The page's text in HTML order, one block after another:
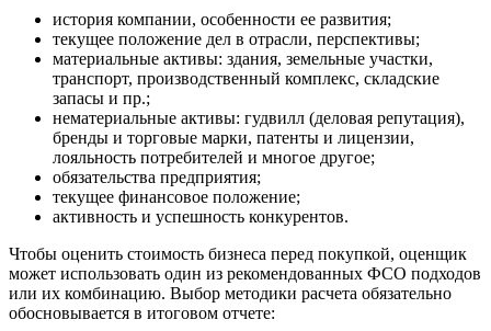
история компании, особенности ее развития;
текущее положение дел в отрасли, перспективы;
материальные активы: здания, земельные участки,
транспорт, производственный комплекс, складские
запасы и пр.;
нематериальные активы: гудвилл (деловая репутация),
бренды и торговые марки, патенты и лицензии,
лояльность потребителей и многое другое;
обязательства предприятия;
текущее финансовое положение;
активность и успешность конкурентов.
Чтобы оценить стоимость бизнеса перед покупкой, оценщик
может использовать один из рекомендованных ФСО подходов
или их комбинацию. Выбор методики расчета обязательно
обосновывается в итоговом отчете:
Видное
Владивосток
Владикавказ
Владимир
Волгоград
Волгодонск
Волжский
Вологда
Волосово
Волхов
Вольск